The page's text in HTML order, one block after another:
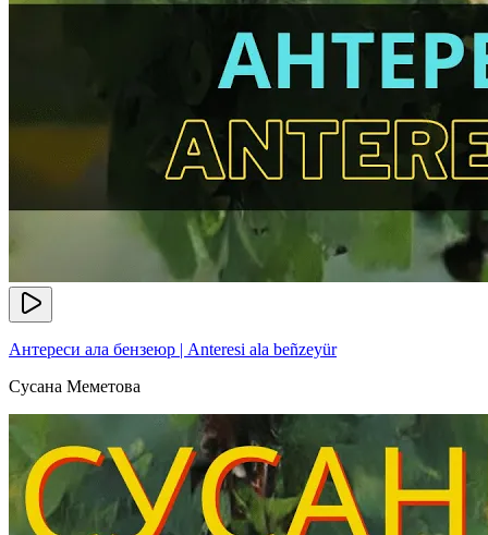
Антереси ала бензеюр | Anteresi ala beñzeyür
Сусана Меметова